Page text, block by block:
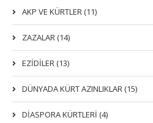
AKP VE KÜRTLER (11)
ZAZALAR (14)
EZIDILER (13)
DÜNYADA KÜRT AZINLIKLAR (15)
DİASPORA KÜRTLERİ (4)